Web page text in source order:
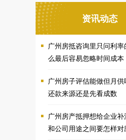
资讯动态
广州房抵咨询里只问利
么最后容易忽略时间成本
广州房子评估能做但月
还款来源还是先看成数
广州房产抵押想给企业
和公司用途之间要怎样对